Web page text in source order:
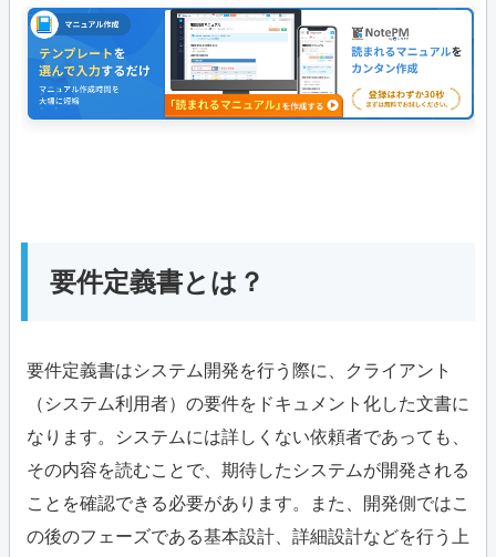
要件定義書とは？
要件定義書はシステム開発を行う際に、クライアント
（システム利用者）の要件をドキュメント化した文書に
なります。システムには詳しくない依頼者であっても、
その内容を読むことで、期待したシステムが開発される
ことを確認できる必要があります。また、開発側ではこ
の後のフェーズである基本設計、詳細設計などを行う上